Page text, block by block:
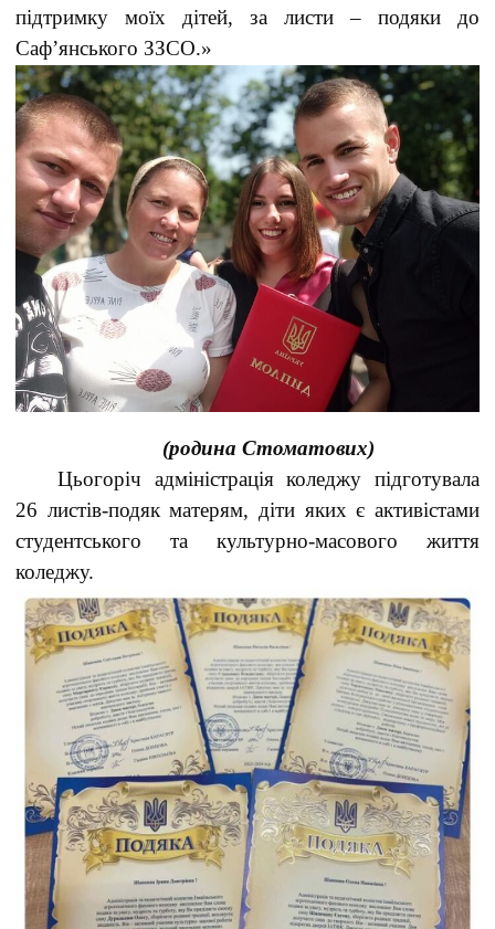
підтримку моїх дітей, за листи – подяки до
Саф’янського ЗЗСО.»
(родина Стоматових)
Цьогоріч адміністрація коледжу підготувала
26 листів-подяк матерям, діти яких є активістами
студентського та культурно-масового життя
коледжу.